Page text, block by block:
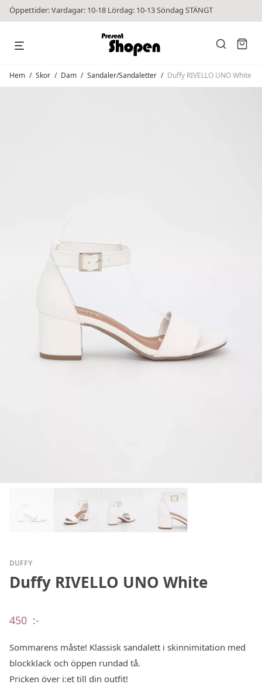
Öppettider: Vardagar: 10-18 Lördag: 10-13 Söndag STÄNGT
Hem / Skor / Dam / Sandaler/Sandaletter / Duffy RIVELLO UNO White
DUFFY
Duffy RIVELLO UNO White
450 :-
Sommarens måste! Klassisk sandalett i skinnimitation med
blockklack och öppen rundad tå.
Pricken över i:et till din outfit!